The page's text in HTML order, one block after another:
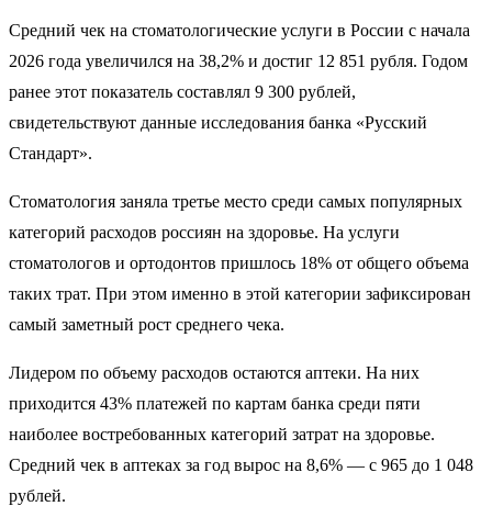
Средний чек на стоматологические услуги в России с начала
2026 года увеличился на 38,2% и достиг 12 851 рубля. Годом
ранее этот показатель составлял 9 300 рублей,
свидетельствуют данные исследования банка «Русский
Стандарт».
Стоматология заняла третье место среди самых популярных
категорий расходов россиян на здоровье. На услуги
стоматологов и ортодонтов пришлось 18% от общего объема
таких трат. При этом именно в этой категории зафиксирован
самый заметный рост среднего чека.
Лидером по объему расходов остаются аптеки. На них
приходится 43% платежей по картам банка среди пяти
наиболее востребованных категорий затрат на здоровье.
Средний чек в аптеках за год вырос на 8,6% — с 965 до 1 048
рублей.